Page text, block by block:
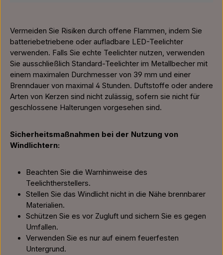
Vermeiden Sie Risiken durch offene Flammen, indem Sie
batteriebetriebene oder aufladbare LED-Teelichter
verwenden. Falls Sie echte Teelichter nutzen, verwenden
Sie ausschließlich Standard-Teelichter im Metallbecher mit
einem maximalen Durchmesser von 39 mm und einer
Brenndauer von maximal 4 Stunden. Duftstoffe oder andere
Arten von Kerzen sind nicht zulässig, sofern sie nicht für
geschlossene Halterungen vorgesehen sind.
Sicherheitsmaßnahmen bei der Nutzung von
Windlichtern:
Beachten Sie die Warnhinweise des
Teelichtherstellers.
Stellen Sie das Windlicht nicht in die Nähe brennbarer
Materialien.
Schützen Sie es vor Zugluft und sichern Sie es gegen
Umfallen.
Verwenden Sie es nur auf einem feuerfesten
Untergrund.